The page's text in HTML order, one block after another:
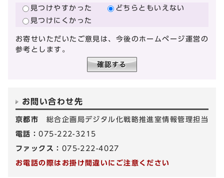
見つけやすかった
どちらともいえない
見つけにくかった
お寄せいただいたご意見は、今後のホームページ運営の
参考とします。
お問い合わせ先
京都市 総合企画局デジタル化戦略推進室情報管理担当
電話：075-222-3215
ファックス： 075-222-4027
お電話の際はお掛け間違いにご注意ください